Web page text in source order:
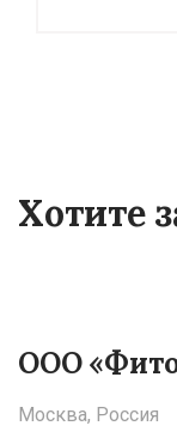
Хотите
ООО
Москва, Россия